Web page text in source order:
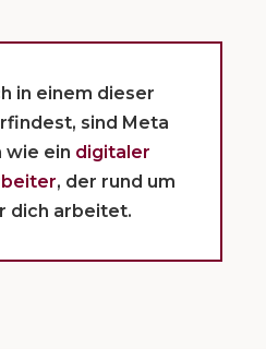
in einem dieser
sind Meta
wie ein digitaler
, der rund um
dich arbeitet.